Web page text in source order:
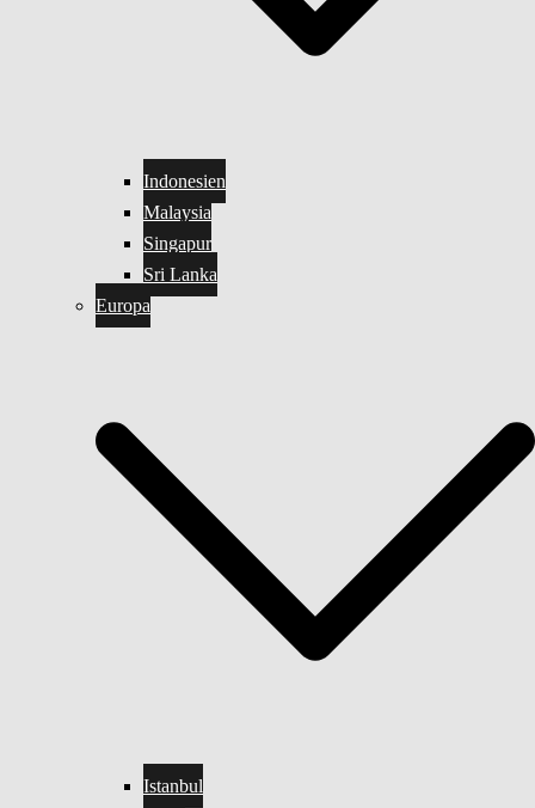
Indonesien
Malaysia
Singapur
Sri Lanka
Europa
Istanbul